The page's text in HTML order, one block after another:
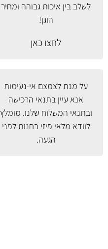
לשלב בין איכות גבוהה ומחיר
הוגן!
לחצו כאן
על מנת לצמצם אי-נעימות
אנא עיין בתנאי הרכישה
ובתנאי המשלוח שלנו. מומלץ
לוודא מלאי פיזי בחנות לפני
הגעה.